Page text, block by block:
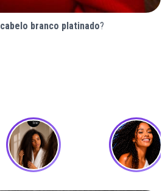
cabelo branco platinado?